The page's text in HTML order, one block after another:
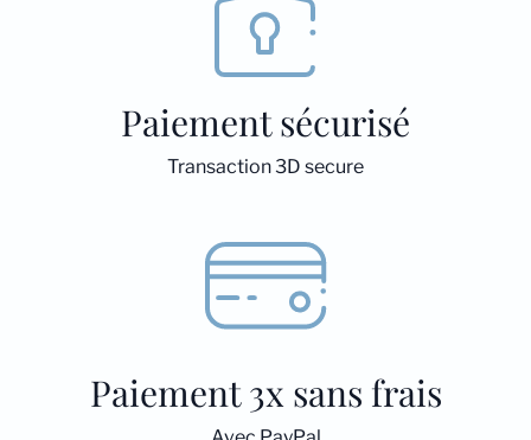
Paiement sécurisé
Transaction 3D secure
Paiement 3x sans frais